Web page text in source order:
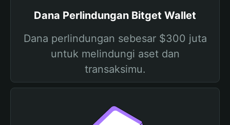
Dana Perlindungan Bitget Wallet
Dana perlindungan sebesar $300 juta
untuk melindungi aset dan
transaksimu.